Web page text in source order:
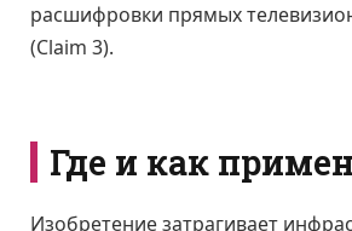
расшифровки прямых
(Claim 3).
Где и как
Изобретение затрагивает